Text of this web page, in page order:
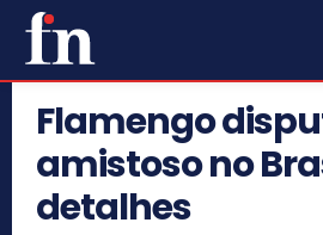
Flamengo
amistoso no
detalhes